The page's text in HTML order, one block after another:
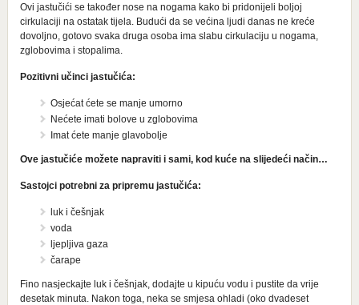
Ovi jastučići se također nose na nogama kako bi pridonijeli boljoj
cirkulaciji na ostatak tijela. Budući da se većina ljudi danas ne kreće
dovoljno, gotovo svaka druga osoba ima slabu cirkulaciju u nogama,
zglobovima i stopalima.
Pozitivni učinci jastučića:
Osjećat ćete se manje umorno
Nećete imati bolove u zglobovima
Imat ćete manje glavobolje
Ove jastučiće možete napraviti i sami, kod kuće na slijedeći način…
Sastojci potrebni za pripremu jastučića:
luk i češnjak
voda
ljepljiva gaza
čarape
Fino nasjeckajte luk i češnjak, dodajte u kipuću vodu i pustite da vrije
desetak minuta. Nakon toga, neka se smjesa ohladi (oko dvadeset